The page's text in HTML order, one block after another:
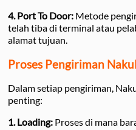
4. Port To Door: Metode
telah tiba di terminal atau
alamat tujuan.
Proses Pengiriman
Dalam setiap pengiriman,
penting:
1. Loading: Proses di mana